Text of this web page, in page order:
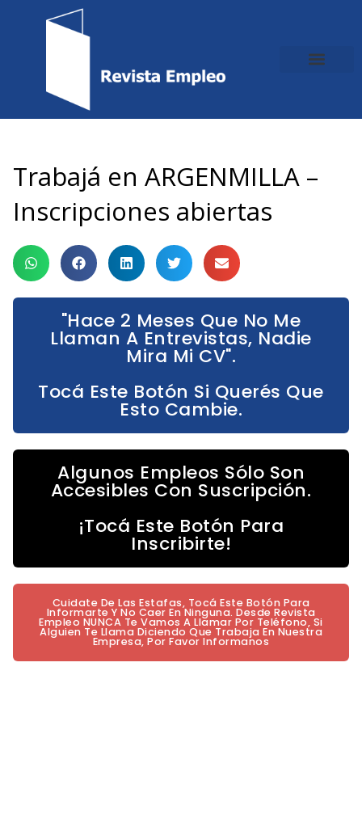
Trabajá en ARGENMILLA –
Inscripciones abiertas
"Hace 2 Meses Que No Me
Llaman A Entrevistas, Nadie
Mira Mi CV".
Tocá Este Botón Si Querés Que
Esto Cambie.
Algunos Empleos Sólo Son
Accesibles Con Suscripción.
¡Tocá Este Botón Para
Inscribirte!
Cuidate De Las Estafas, Tocá Este Botón Para
Informarte Y No Caer En Ninguna. Desde Revista
Empleo NUNCA Te Vamos A Llamar Por Teléfono, Si
Alguien Te Llama Diciendo Que Trabaja En Nuestra
Empresa, Por Favor Informanos